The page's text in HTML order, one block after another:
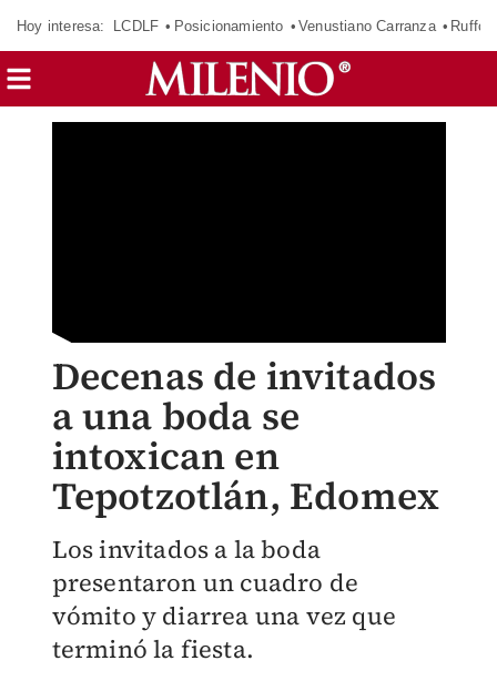
Hoy interesa: LCDLF Posicionamiento Venustiano Carranza Ruffo
Decenas de invitados
a una boda se
intoxican en
Tepotzotlán, Edomex
Los invitados a la boda
presentaron un cuadro de
vómito y diarrea una vez que
terminó la fiesta.